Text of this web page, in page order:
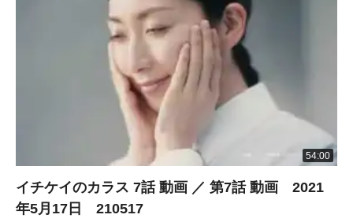
54:00
イチケイのカラス 7話 動画 ／ 第7話 動画 2021
年5月17日 210517